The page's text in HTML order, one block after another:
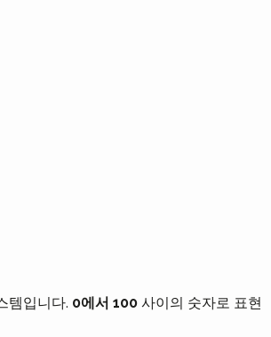
템입니다. 0에서 100 사이의 숫자로 표현